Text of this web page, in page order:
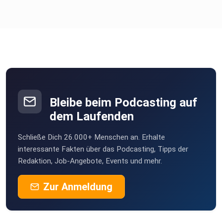
Bleibe beim Podcasting auf
dem Laufenden
Schließe Dich 26.000+ Menschen an. Erhalte
interessante Fakten über das Podcasting, Tipps der
Redaktion, Job-Angebote, Events und mehr.
Zur Anmeldung